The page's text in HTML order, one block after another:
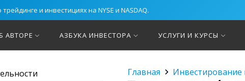
и инвестициях на NYSE и NASDAQ.
АВТОРЕ АЗБУКА ИНВЕСТОРА УСЛУГИ И КУРСЫ
Главная Инвестирование